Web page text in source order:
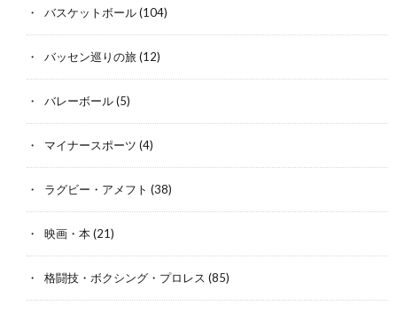
バスケットボール(104)
バッセン巡りの旅(12)
バレーボール(5)
マイナースポーツ (4)
ラグビー・アメフト (38)
映画・本(21)
格闘技・ボクシング・プロレス (85)